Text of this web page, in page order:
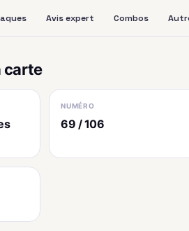
Avis expert Combos
carte
NUMÉRO
69 / 106